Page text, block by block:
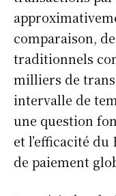
comparaison,
traditionnels
milliers de
intervalle de
une question
et l’efficacité
de paiement